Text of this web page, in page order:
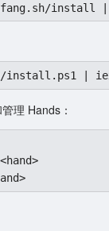
install
install.ps1 |
理 Hands：